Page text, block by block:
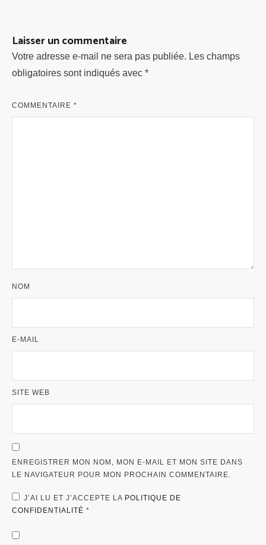
Laisser un commentaire
Votre adresse e-mail ne sera pas publiée. Les champs
obligatoires sont indiqués avec *
COMMENTAIRE *
NOM
E-MAIL
SITE WEB
ENREGISTRER MON NOM, MON E-MAIL ET MON SITE DANS
LE NAVIGATEUR POUR MON PROCHAIN COMMENTAIRE.
J’AI LU ET J’ACCEPTE LA POLITIQUE DE
CONFIDENTIALITÉ *